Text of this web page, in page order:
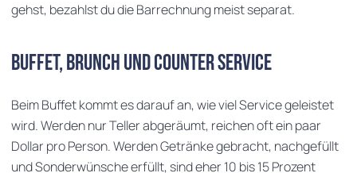
gehst, bezahlst du die Barrechnung meist separat.
Buffet, Brunch und Counter Service
Beim Buffet kommt es darauf an, wie viel Service geleistet
wird. Werden nur Teller abgeräumt, reichen oft ein paar
Dollar pro Person. Werden Getränke gebracht, nachgefüllt
und Sonderwünsche erfüllt, sind eher 10 bis 15 Prozent